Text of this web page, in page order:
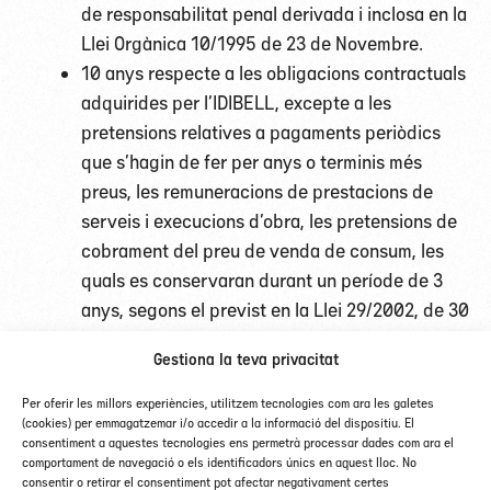
Gestiona la teva privacitat
Per oferir les millors experiències, utilitzem tecnologies com ara les galetes
(cookies) per emmagatzemar i/o accedir a la informació del dispositiu. El
consentiment a aquestes tecnologies ens permetrà processar dades com ara el
comportament de navegació o els identificadors únics en aquest lloc. No
consentir o retirar el consentiment pot afectar negativament certes
de responsabilitat penal derivada i inclosa en la
Llei Orgànica 10/1995 de 23 de Novembre.
10 anys respecte a les obligacions contractuals
adquirides per l’IDIBELL, excepte a les
pretensions relatives a pagaments periòdics
que s’hagin de fer per anys o terminis més
preus, les remuneracions de prestacions de
serveis i execucions d’obra, les pretensions de
cobrament del preu de venda de consum, les
quals es conservaran durant un període de 3
anys, segons el previst en la Llei 29/2002, de 30
Catalunya.
5 anys pel que afecta a les obligacions
derivades de la prevenció de riscos laborals
segons l’establert en el Real Decret Legislatiu